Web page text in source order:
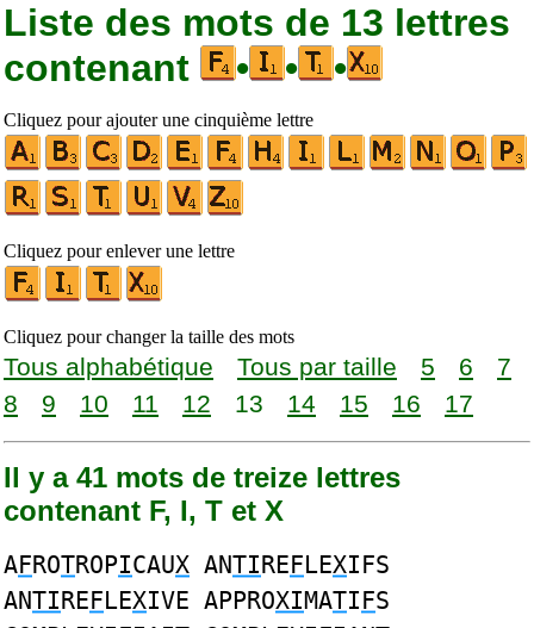
Liste des mots de 13 lettres
contenant
• • •
Cliquez pour ajouter une cinquième lettre
Cliquez pour enlever une lettre
Cliquez pour changer la taille des mots
Tous alphabétique Tous par taille 5 6
7
8
9 10 11 12 13 14 15 16 17
Il y a 41 mots de treize lettres
contenant F, I, T et X
AFROTROPICAUX ANTIREFLEXIFS
ANTIREFLEXIVE APPROXIMATIFS